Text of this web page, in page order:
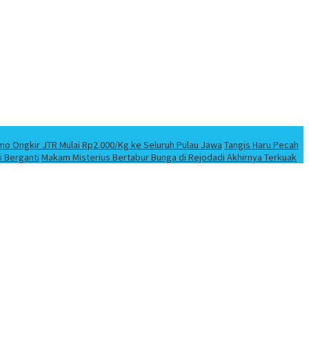
Ongkir JTR Mulai Rp2.000/Kg ke Seluruh Pulau Jawa Tangis Haru Pecah
Berganti Makam Misterius Bertabur Bunga di Rejodadi Akhirnya Terkuak